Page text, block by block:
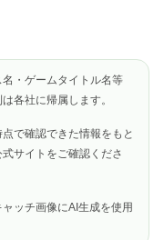
・ゲームタイトル名等
各社に帰属します。
で確認できた情報をもと
サイトをご確認くださ
ッチ画像にAI生成を使用